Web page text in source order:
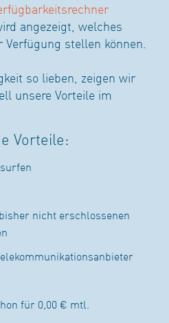
angezeigt, welches
stellen können.
so lieben, zeigen wir
unsere Vorteile im
Vorteile:
nicht erschlossenen
für 0,00 € mtl.